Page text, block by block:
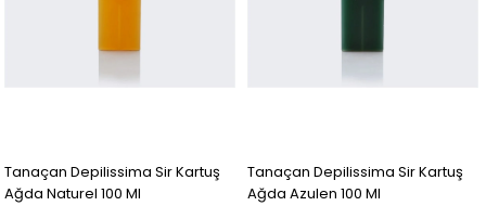
Tanaçan Depilissima Sir Kartuş
Ağda Naturel 100 Ml
Tanaçan Depilissima Sir Kartuş
Ağda Azulen 100 Ml